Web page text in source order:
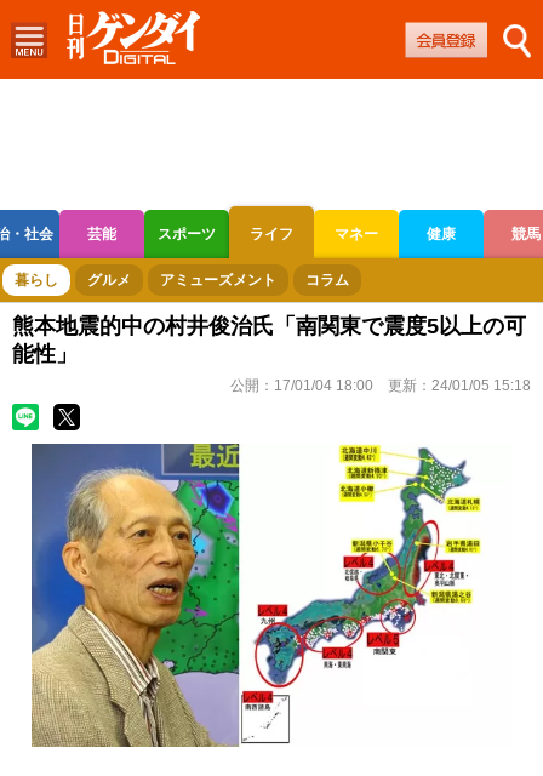
・社会 芸能 スポーツ ライフ マネー 健康 競馬
ボートレース 競輪 オートレース
暮らし グルメ アミューズメント コラム
熊本地震的中の村井俊治氏「南関東で震度5以上の可
能性」
公開： 17/01/04 18:00 更新： 24/01/05 15:18